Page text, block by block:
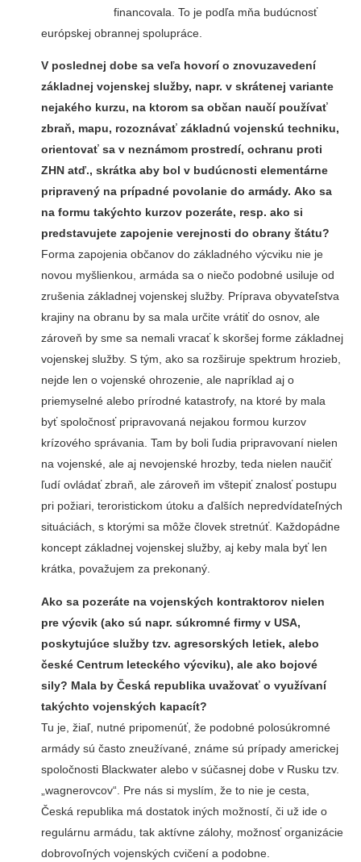
financovala. To je podľa mňa budúcnosť
európskej obrannej spolupráce.
V poslednej dobe sa veľa hovorí o znovuzavedení
základnej vojenskej služby, napr. v skrátenej variante
nejakého kurzu, na ktorom sa občan naučí používať
zbraň, mapu, rozoznávať základnú vojenskú techniku,
orientovať sa v neznámom prostredí, ochranu proti
ZHN atď., skrátka aby bol v budúcnosti elementárne
pripravený na prípadné povolanie do armády. Ako sa
na formu takýchto kurzov pozeráte, resp. ako si
predstavujete zapojenie verejnosti do obrany štátu?
Forma zapojenia občanov do základného výcviku nie je
novou myšlienkou, armáda sa o niečo podobné usiluje od
zrušenia základnej vojenskej služby. Príprava obyvateľstva
krajiny na obranu by sa mala určite vrátiť do osnov, ale
zároveň by sme sa nemali vracať k skoršej forme základnej
vojenskej služby. S tým, ako sa rozširuje spektrum hrozieb,
nejde len o vojenské ohrozenie, ale napríklad aj o
priemyselné alebo prírodné katastrofy, na ktoré by mala
byť spoločnosť pripravovaná nejakou formou kurzov
krízového správania. Tam by boli ľudia pripravovaní nielen
na vojenské, ale aj nevojenské hrozby, teda nielen naučiť
ľudí ovládať zbraň, ale zároveň im vštepiť znalosť postupu
pri požiari, teroristickom útoku a ďalších nepredvídateľných
situáciách, s ktorými sa môže človek stretnúť. Každopádne
koncept základnej vojenskej služby, aj keby mala byť len
krátka, považujem za prekonaný.
Ako sa pozeráte na vojenských kontraktorov nielen
pre výcvik (ako sú napr. súkromné ​​firmy v USA,
poskytujúce služby tzv. agresorských letiek, alebo
české Centrum leteckého výcviku), ale ako bojové
sily? Mala by Česká republika uvažovať o využívaní
takýchto vojenských kapacít?
Tu je, žiaľ, nutné pripomenúť, že podobné polosúkromné ​​
armády sú často zneužívané, známe sú prípady americkej
spoločnosti Blackwater alebo v súčasnej dobe v Rusku tzv.
„wagnerovcov“. Pre nás si myslím, že to nie je cesta,
Česká republika má dostatok iných možností, či už ide o
regulárnu armádu, tak aktívne zálohy, možnosť organizácie
dobrovoľných vojenských cvičení a podobne.